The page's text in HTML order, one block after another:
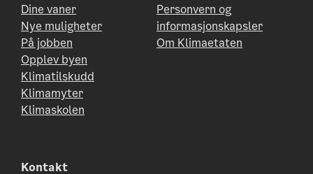
Dine vaner
Nye muligheter
På jobben
Opplev byen
Klimatilskudd
Klimamyter
Klimaskolen
Personvern og
informasjonskapsler
Om Klimaetaten
Kontakt